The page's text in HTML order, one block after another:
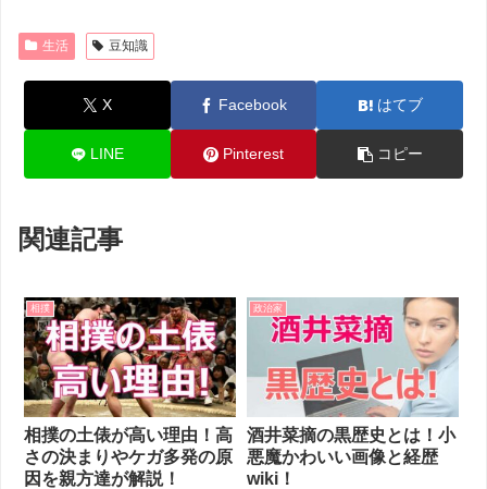
生活 豆知識
X Facebook はてブ
LINE Pinterest コピー
関連記事
相撲
相撲の土俵が高い理由！高
さの決まりやケガ多発の原
因を親方達が解説！
政治家
酒井菜摘の黒歴史とは！小
悪魔かわいい画像と経歴
wiki！